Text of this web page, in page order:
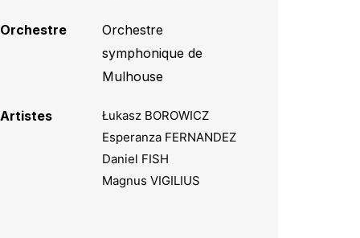
Orchestre
Orchestre
symphonique de
Mulhouse
Artistes
Łukasz BOROWICZ
Esperanza FERNANDEZ
Daniel FISH
Magnus VIGILIUS